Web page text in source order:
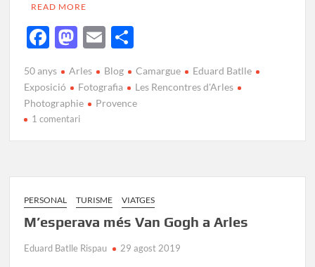
READ MORE
F
e
b
o
o
k
M
to
d
o
n
E
ail m
p
te
ix
50 anys Arles Blog Camargue
Eduard Batlle
Exposició
Fotografia
Les Rencontres d'Arles
Photographie
Provence
1 comentari
PERSONAL TURISME VIATGES
M’esperava més Van Gogh a Arles
Eduard Batlle Rispau 29 agost 2019